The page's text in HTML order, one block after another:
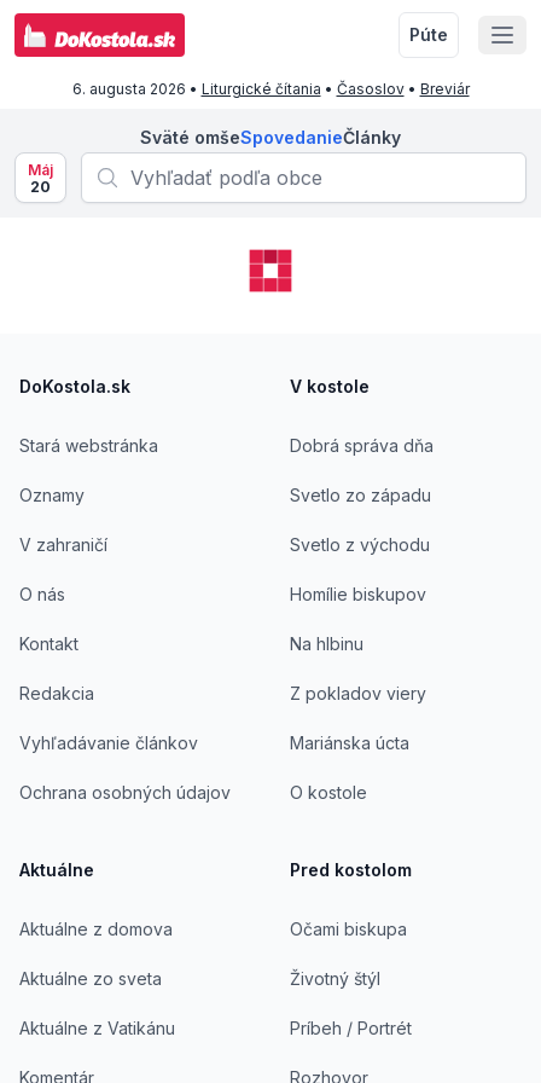
Púte
6. augusta 2026 • Liturgické čítania • Časoslov• Breviár
Sväté omšeSpovedanieČlánky
Máj
20
DoKostola.sk
Stará webstránka
Oznamy
V zahraničí
O nás
Kontakt
Redakcia
Vyhľadávanie článkov
Ochrana osobných údajov
Aktuálne
Aktuálne z domova
Aktuálne zo sveta
Aktuálne z Vatikánu
Komentár
V kostole
Dobrá správa dňa
Svetlo zo západu
Svetlo z východu
Homílie biskupov
Na hlbinu
Z pokladov viery
Mariánska úcta
O kostole
Pred kostolom
Očami biskupa
Životný štýl
Príbeh / Portrét
Rozhovor